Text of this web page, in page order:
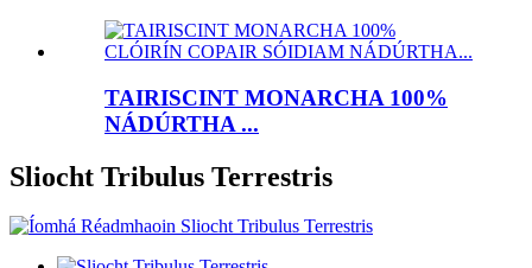
TAIRISCINT MONARCHA 100%
NÁDÚRTHA ...
Sliocht Tribulus Terrestris